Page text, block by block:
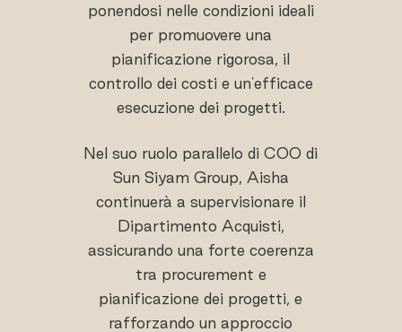
ponendosi nelle condizioni ideali
per promuovere una
pianificazione rigorosa, il
controllo dei costi e un'efficace
esecuzione dei progetti.
Nel suo ruolo parallelo di COO di
Sun Siyam Group, Aisha
continuerà a supervisionare il
Dipartimento Acquisti,
assicurando una forte coerenza
tra procurement e
pianificazione dei progetti, e
rafforzando un approccio